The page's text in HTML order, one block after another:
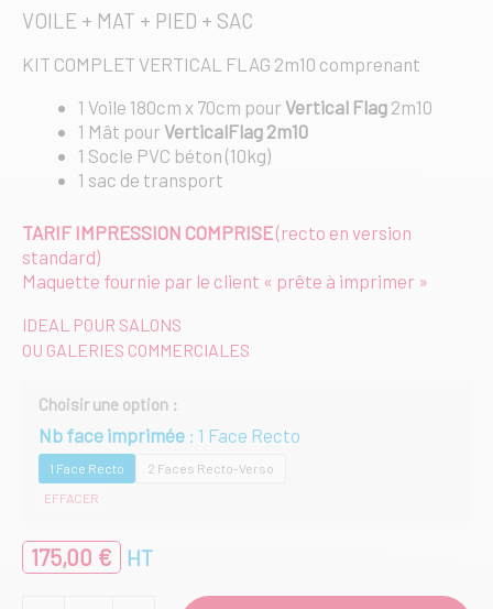
VOILE + MAT + PIED + SAC
KIT COMPLET VERTICAL FLAG 2m10 comprenant
1 Voile 180cm x 70cm pour Vertical Flag 2m10
1 Mât pour VerticalFlag 2m10
1 Socle PVC béton (10kg)
1 sac de transport
TARIF IMPRESSION COMPRISE(recto en version
standard)
Maquette fournie par le client « prête à imprimer »
IDEAL POUR SALONS
OU GALERIES COMMERCIALES
Nb face imprimée 1 Face Recto
1 Face Recto
2 Faces Recto-Verso
EFFACER
175,00 € HT